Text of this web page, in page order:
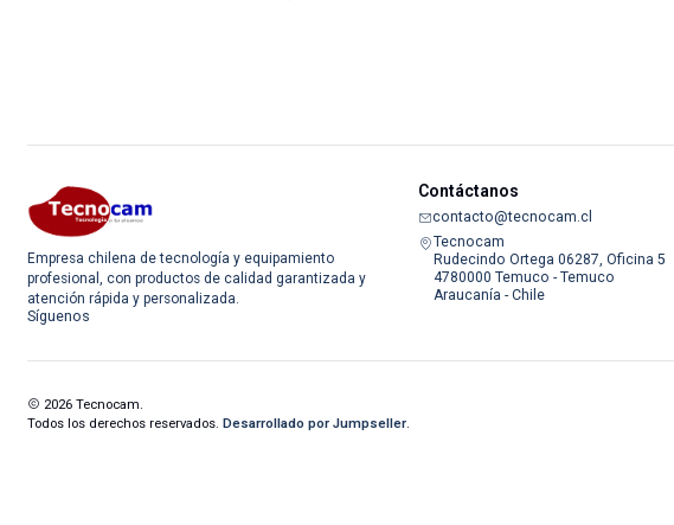
Empresa chilena de tecnología y equipamiento
profesional, con productos de calidad garantizada y
atención rápida y personalizada.
Síguenos
Contáctanos
contacto@tecnocam.cl
Tecnocam
Rudecindo Ortega 06287, Oficina 5
4780000 Temuco - Temuco
Araucanía - Chile
2026 Tecnocam.
Todos los derechos reservados. Desarrollado por Jumpseller.